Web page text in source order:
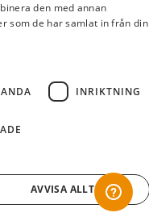
FI
den med annan
som de har samlat in från din
INRIKTNING
AVVISA ALLT